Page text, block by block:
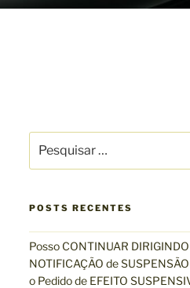
s
u
s
a
r
POSTS RECENTES
Posso CONTINUAR
NOTIFICAÇÃO de
o Pedido de EFEITO